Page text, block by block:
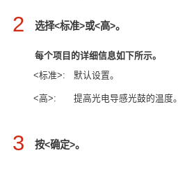
2 选择<标准>或<高>。
每个项目的详细信息如下所示。
<标准>:
默认设置。
<高>: 提高光电导感光鼓的温度。
3 按<确定>。